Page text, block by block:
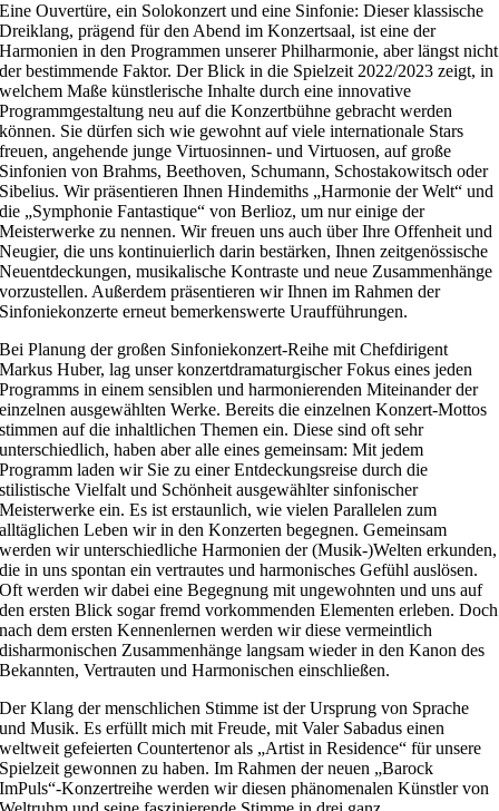
Eine Ouvertüre, ein Solokonzert und eine Sinfonie: Dieser klassische
Dreiklang, prägend für den Abend im Konzertsaal, ist eine der
Harmonien in den Programmen unserer Philharmonie, aber längst nicht
der bestimmende Faktor. Der Blick in die Spielzeit 2022/2023 zeigt, in
welchem Maße künstlerische Inhalte durch eine innovative
Programmgestaltung neu auf die Konzertbühne gebracht werden
können. Sie dürfen sich wie gewohnt auf viele internationale Stars
freuen, angehende junge Virtuosinnen- und Virtuosen, auf große
Sinfonien von Brahms, Beethoven, Schumann, Schostakowitsch oder
Sibelius. Wir präsentieren Ihnen Hindemiths „Harmonie der Welt“ und
die „Symphonie Fantastique“ von Berlioz, um nur einige der
Meisterwerke zu nennen. Wir freuen uns auch über Ihre Offenheit und
Neugier, die uns kontinuierlich darin bestärken, Ihnen zeitgenössische
Neuentdeckungen, musikalische Kontraste und neue Zusammenhänge
vorzustellen. Außerdem präsentieren wir Ihnen im Rahmen der
Sinfoniekonzerte erneut bemerkenswerte Uraufführungen.
Bei Planung der großen Sinfoniekonzert-Reihe mit Chefdirigent
Markus Huber, lag unser konzertdramaturgischer Fokus eines jeden
Programms in einem sensiblen und harmonierenden Miteinander der
einzelnen ausgewählten Werke. Bereits die einzelnen Konzert-Mottos
stimmen auf die inhaltlichen Themen ein. Diese sind oft sehr
unterschiedlich, haben aber alle eines gemeinsam: Mit jedem
Programm laden wir Sie zu einer Entdeckungsreise durch die
stilistische Vielfalt und Schönheit ausgewählter sinfonischer
Meisterwerke ein. Es ist erstaunlich, wie vielen Parallelen zum
alltäglichen Leben wir in den Konzerten begegnen. Gemeinsam
werden wir unterschiedliche Harmonien der (Musik-)Welten erkunden,
die in uns spontan ein vertrautes und harmonisches Gefühl auslösen.
Oft werden wir dabei eine Begegnung mit ungewohnten und uns auf
den ersten Blick sogar fremd vorkommenden Elementen erleben. Doch
nach dem ersten Kennenlernen werden wir diese vermeintlich
disharmonischen Zusammenhänge langsam wieder in den Kanon des
Bekannten, Vertrauten und Harmonischen einschließen.
Der Klang der menschlichen Stimme ist der Ursprung von Sprache
und Musik. Es erfüllt mich mit Freude, mit Valer Sabadus einen
weltweit gefeierten Countertenor als „Artist in Residence“ für unsere
Spielzeit gewonnen zu haben. Im Rahmen der neuen „Barock
ImPuls“-Konzertreihe werden wir diesen phänomenalen Künstler von